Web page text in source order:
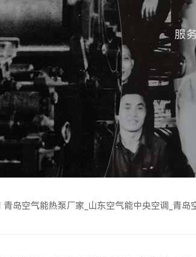
服
青岛空气能热泵厂家_山东空气能中央空调_青